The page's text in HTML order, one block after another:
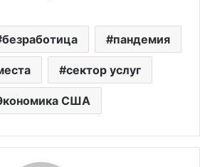
безработица пандемия
сектор услуг
США